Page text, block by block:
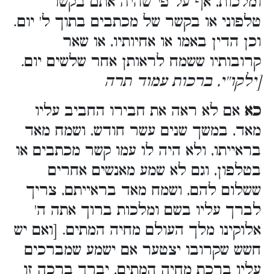
טלפוני או בקשר של מכתבים בתוך ל' יום.
וכן הדין באמו או אחיותיו, או שאר
קרובותיו ששמח לראותן אחר שלשים יום.
[ילקו''י, ברכות עמוד תרה
כא אם לא ראה את חבירו החביב עליו
מאד, במשך שנים עשר חודש, ושמח מאד
בראייתו, ולא היה לו עמו קשר מכתבים או
בטלפון, וגם לא שמע מאנשים אחרים
ששלום להם, ושמח מאד בראייתם, צריך
לברך עליו בשם ומלכות ברוך אתה ה'
אלוקינו מלך העולם מחיה המתים. [ואם יש
חשש שקרובו יצטער אם ישמע שמברכים
עליו ברכת מחיה המתים, יברך ברכה זו